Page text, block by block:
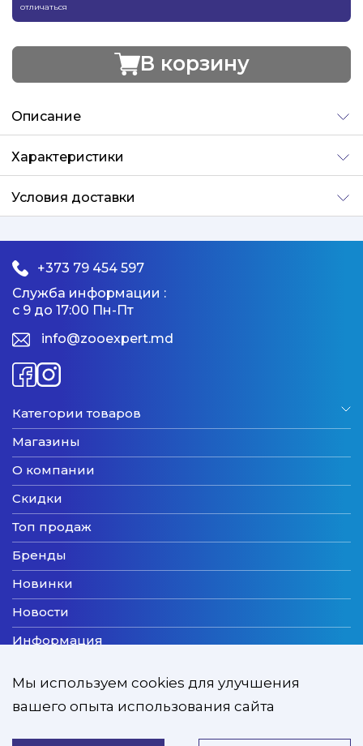
отличаться
В корзину
Описание
Характеристики
Условия доставки
+373 79 454 597
Служба информации :
с 9 до 17:00 Пн-Пт
info@zooexpert.md
Категории товаров
Магазины
О компании
Скидки
Топ продаж
Бренды
Новинки
Новости
Информация
Мы используем cookies для улучшения
вашего опыта использования сайта